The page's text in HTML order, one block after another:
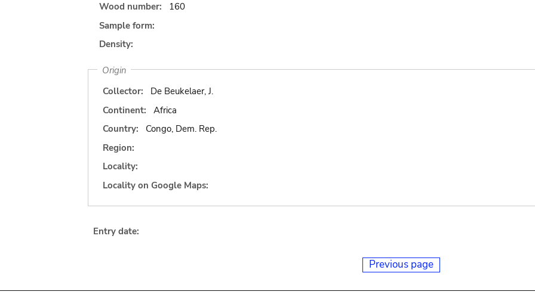
Wood number:
160
Sample form:
Density:
Origin
Collector:
De Beukelaer, J.
Continent:
Africa
Country:
Congo, Dem. Rep.
Region:
Locality:
Locality on Google Maps:
Entry date:
Previous page